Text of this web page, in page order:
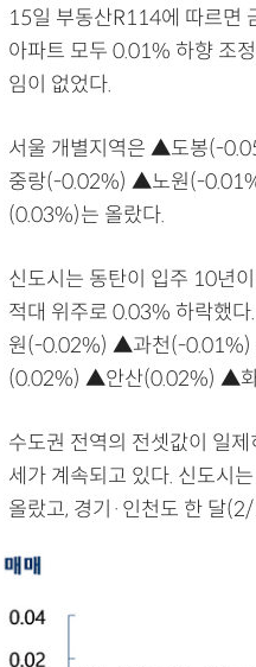
15일 부동산R114에 따르면
아파트 모두 0.01% 하향 조
임이 없었다.
서울 개별지역은 ▲도봉(-
중랑(-0.02%) ▲노원(-
(0.03%)는 올랐다.
신도시는 동탄이 입주 10년
적대 위주로 0.03% 하락했
원(-0.02%) ▲과천(-
(0.02%) ▲안산(0.02%) ▲화
수도권 전역의 전셋값이 일
세가 계속되고 있다. 신도시
올랐고, 경기·인천도 한 달